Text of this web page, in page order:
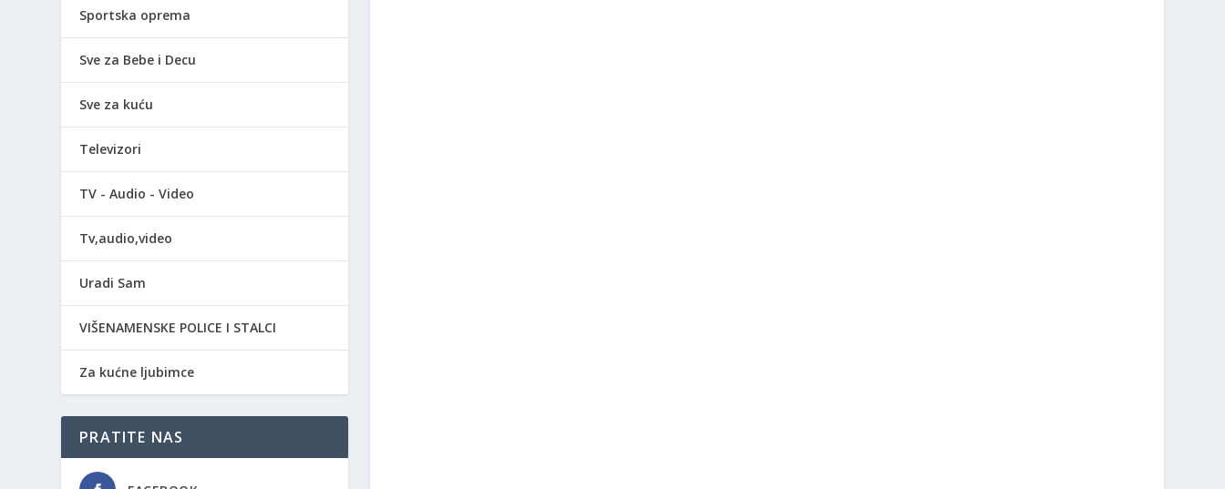
Sportska oprema
Sve za Bebe i Decu
Sve za kuću
Televizori
TV - Audio - Video
Tv,audio,video
Uradi Sam
VIŠENAMENSKE POLICE I STALCI
Za kućne ljubimce
PRATITE NAS